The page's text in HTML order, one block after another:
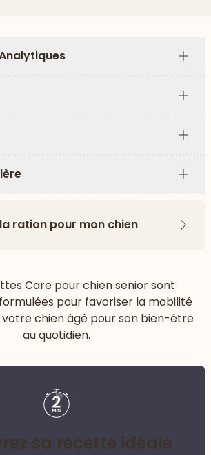
Plus
Plus
Plus
Plus
ration pour mon chien
Care pour chien senior sont
pour favoriser la mobilité
chien âgé pour son bien-être
au quotidien.
sa recette idéale